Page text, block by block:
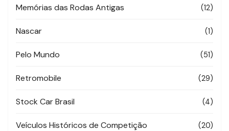
Memórias das Rodas Antigas (12)
Nascar (1)
Pelo Mundo (51)
Retromobile (29)
Stock Car Brasil (4)
Veículos Históricos de Competição (20)